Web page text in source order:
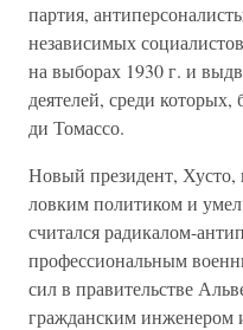
партия,
независимых
на выборах 1930 г. и
деятелей, среди
ди Томассо.
Новый президент, Хусто,
ловким политиком и
считался радикалом-
профессиональным
сил в правительстве
гражданским инженером